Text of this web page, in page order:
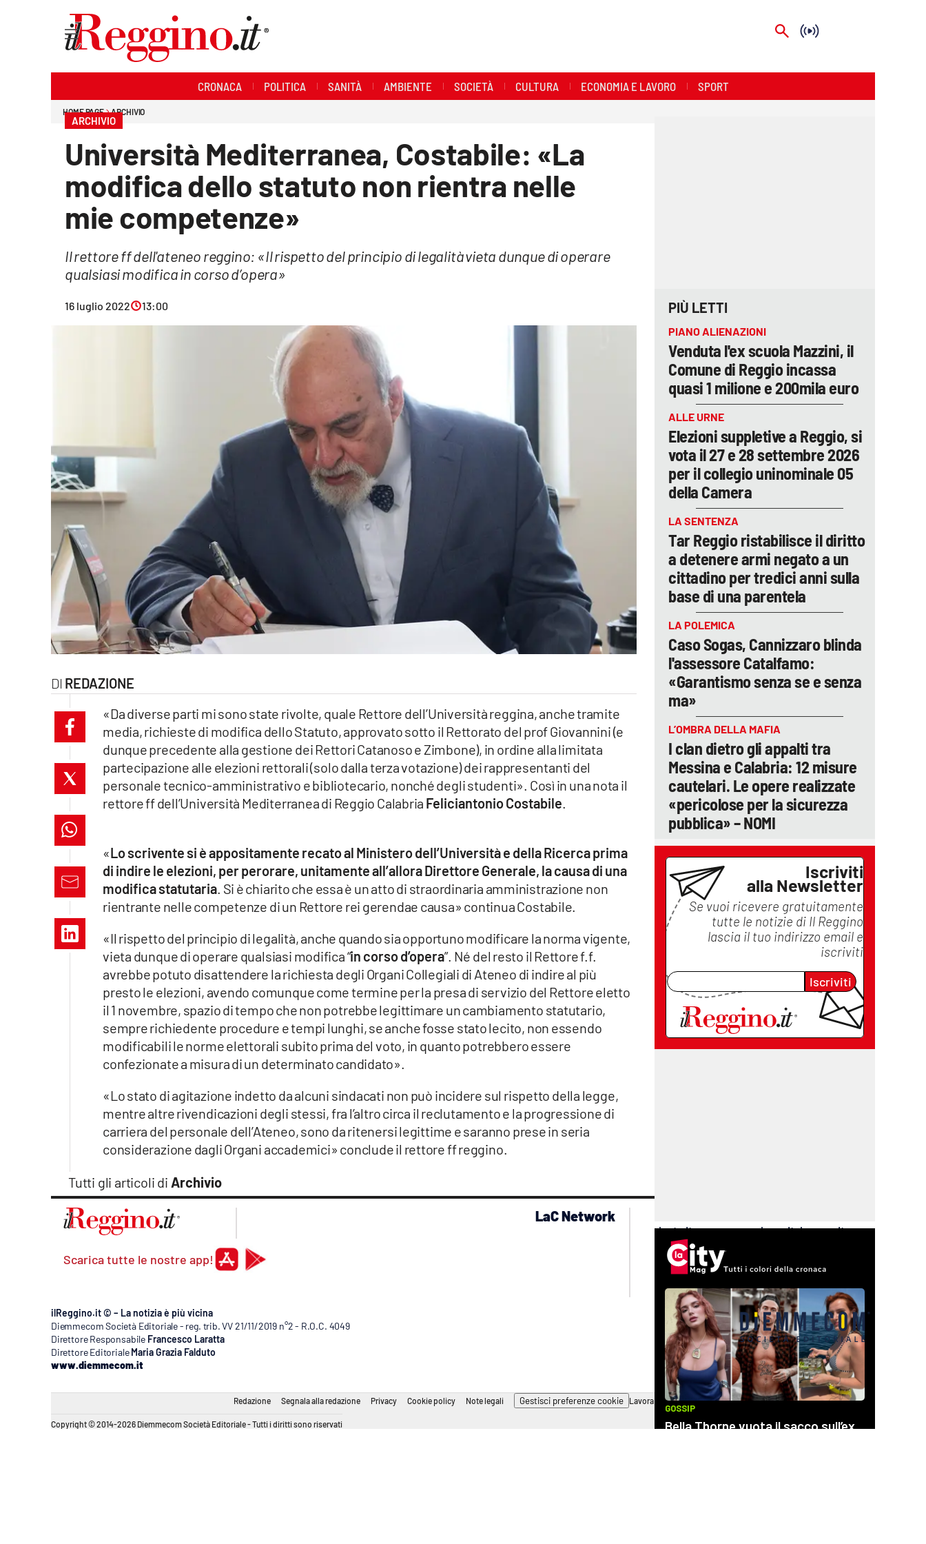
Lac Network
ilvibonese.it
catanzarochannel.it
lacapitalenews.it
Vai
CRONACA POLITICA SANITÀ AMBIENTE SOCIETÀ CULTURA ECONOMIA E LAVORO SPORT
HOME PAGE ARCHIVIO
ARCHIVIO
Università Mediterranea, Costabile: «La
modifica dello statuto non rientra nelle
mie competenze»
Il rettore ff dell'ateneo reggino: «Il rispetto del principio di legalità vieta dunque di operare
qualsiasi modifica in corso d’opera»
16 luglio 2022 13:00
REDAZIONE
Tutti gli articoli di Archivio
«Da diverse parti mi sono state rivolte, quale Rettore dell’Università reggina, anche tramite
media, richieste di modifica dello Statuto, approvato sotto il Rettorato del prof Giovannini (e
dunque precedente alla gestione dei Rettori Catanoso e Zimbone), in ordine alla limitata
partecipazione alle elezioni rettorali (solo dalla terza votazione) dei rappresentanti del
personale tecnico-amministrativo e bibliotecario, nonché degli studenti». Così in una nota il
rettore ff dell’Università Mediterranea di Reggio Calabria Feliciantonio Costabile.
«Lo scrivente si è appositamente recato al Ministero dell’Università e della Ricerca prima
di indire le elezioni, per perorare, unitamente all’allora Direttore Generale, la causa di una
modifica statutaria. Si è chiarito che essa è un atto di straordinaria amministrazione non
rientrante nelle competenze di un Rettore rei gerendae causa» continua Costabile.
«Il rispetto del principio di legalità, anche quando sia opportuno modificare la norma vigente,
vieta dunque di operare qualsiasi modifica “in corso d’opera”. Né del resto il Rettore f.f.
avrebbe potuto disattendere la richiesta degli Organi Collegiali di Ateneo di indire al più
presto le elezioni, avendo comunque come termine per la presa di servizio del Rettore eletto
il 1 novembre, spazio di tempo che non potrebbe legittimare un cambiamento statutario,
sempre richiedente procedure e tempi lunghi, se anche fosse stato lecito, non essendo
modificabili le norme elettorali subito prima del voto, in quanto potrebbero essere
confezionate a misura di un determinato candidato».
«Lo stato di agitazione indetto da alcuni sindacati non può incidere sul rispetto della legge,
mentre altre rivendicazioni degli stessi, fra l’altro circa il reclutamento e la progressione di
carriera del personale dell’Ateneo, sono da ritenersi legittime e saranno prese in seria
considerazione dagli Organi accademici» conclude il rettore ff reggino.
PIÙ LETTI
PIANO ALIENAZIONI
Venduta l'ex scuola Mazzini, il
Comune di Reggio incassa
quasi 1 milione e 200mila euro
ALLE URNE
Elezioni suppletive a Reggio, si
vota il 27 e 28 settembre 2026
per il collegio uninominale 05
della Camera
LA SENTENZA
Tar Reggio ristabilisce il diritto
a detenere armi negato a un
cittadino per tredici anni sulla
base di una parentela
LA POLEMICA
Caso Sogas, Cannizzaro blinda
l'assessore Catalfamo:
«Garantismo senza se e senza
ma»
L’OMBRA DELLA MAFIA
I clan dietro gli appalti tra
Messina e Calabria: 12 misure
cautelari. Le opere realizzate
«pericolose per la sicurezza
pubblica» – NOMI
Iscriviti
alla Newsletter
Se vuoi ricevere gratuitamente
tutte le notizie di Il Reggino
lascia il tuo indirizzo email e
iscriviti
Iscriviti
Scarica tutte le nostre app!
LaC Network
lactv.it
laconair.it
lacapitalenews.it
ilvibonese.it
ilReggino.it © – La notizia è più vicina
Diemmecom Società Editoriale - reg. trib. VV 21/11/2019 n°2 - R.O.C. 4049
Direttore Responsabile Francesco Laratta
Direttore Editoriale Maria Grazia Falduto
www.diemmecom.it
Redazione Segnala alla redazione Privacy Cookie policy Note legali Gestisci preferenze cookie Lavora con noi
Copyright © 2014-2026 Diemmecom Società Editoriale - Tutti i diritti sono riservati